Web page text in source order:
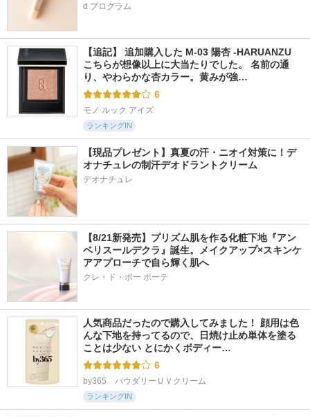
d プログラム
【追記】 追加購入した M-03 陽杏 -HARUANZU
こちらが想像以上に大当たりでした。 名前の通
り、やわらかな杏カラー。黄みが強…
6
モノ ルック アイズ
ランキングIN
【現品プレゼント】真夏の汗・ニオイ対策に！デ
オナチュレの制汗デオドラントクリーム
デオナチュレ
【8/21新発売】プリズム肌を作る化粧下地『アン
ベリスールデクラ』誕生。メイクアップ×スキンケ
アアプローチで自ら輝く肌へ
クレ・ド・ポー ボーテ
人気商品だったので購入してみました！ 顔用は色
んな下地を持ってるので、日焼け止め単体を塗る
ことは少ない とにかくボディー…
6
by365　パウダリーＵＶクリーム
ランキングIN